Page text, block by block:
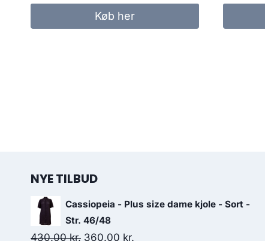
1,000.00 kr..500.00 kr..
Køb her
NYE TILBUD
Cassiopeia - Plus size dame kjole - Sort -
Str. 46/48
430.00kr. Original
360.00 kr.